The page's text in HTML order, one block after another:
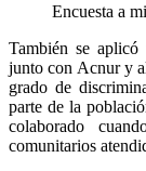
Encuesta a
También se aplicó
junto con Acnur y
grado de
parte de la
colaborado
comunitarios